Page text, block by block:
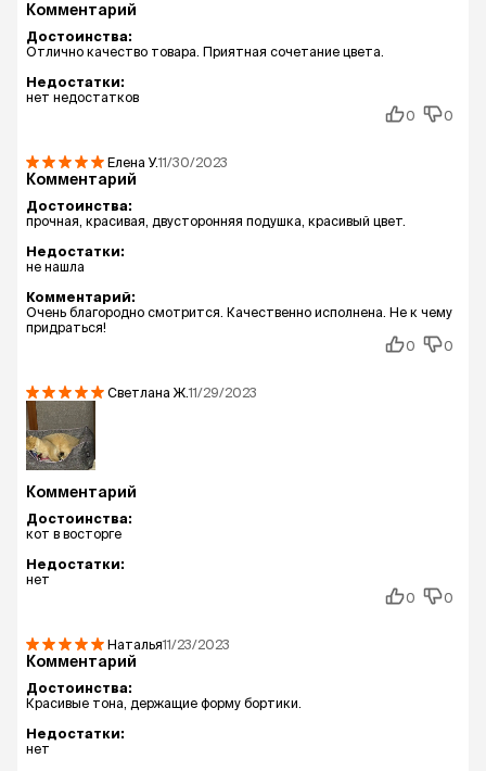
Комментарий
Достоинства:
Отлично качество товара. Приятная сочетание цвета.
Недостатки:
нет недостатков
0
0
Елена У.11/30/2023
Комментарий
Достоинства:
прочная, красивая, двусторонняя подушка, красивый цвет.
Недостатки:
не нашла
Комментарий:
Очень благородно смотрится. Качественно исполнена. Не к чему
придраться!
0
0
Светлана Ж.11/29/2023
Комментарий
Достоинства:
кот в восторге
Недостатки:
нет
0
0
Наталья11/23/2023
Комментарий
Достоинства:
Красивые тона, держащие форму бортики.
Недостатки:
нет